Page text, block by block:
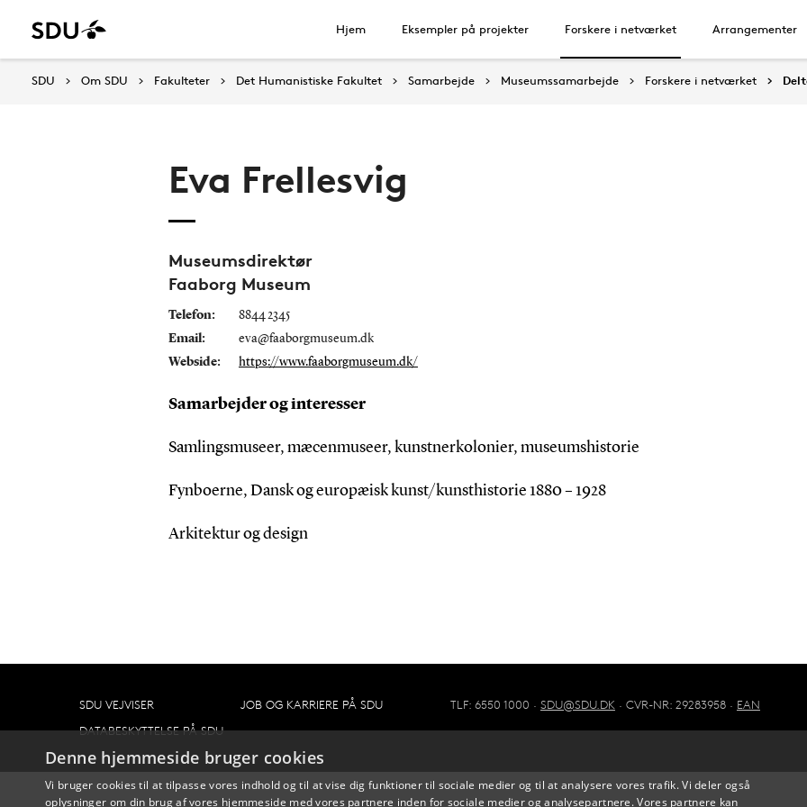
Hjem Eksempler på projekter Forskere i netværket Arrangementer
SDU Om SDU Fakulteter Det Humanistiske Fakultet Samarbejde Museumssamarbejde Forskere i netværket
Eva Frellesvig
Museumsdirektør
Faaborg Museum
Telefon:
8844 2345
Email:
eva@faaborgmuseum.dk
Webside:
https://www.faaborgmuseum.dk/
Samarbejder og interesser
Samlingsmuseer, mæcenmuseer, kunstnerkolonier, museumshistorie
Fynboerne, Dansk og europæisk kunst/kunsthistorie 1880 – 1928
Arkitektur og design
TLF: 6550 1000 · SDU@SDU.DK · CVR-NR: 29283958 · EAN
SDU VEJVISER
JOB OG KARRIERE PÅ SDU
DATABESKYTTELSE PÅ SDU
Denne hjemmeside bruger cookies
Vi bruger cookies til at tilpasse vores indhold og til at vise dig funktioner til sociale medier og til at analysere vores trafik. Vi deler også
oplysninger om din brug af vores hjemmeside med vores partnere inden for sociale medier og analysepartnere. Vores partnere kan